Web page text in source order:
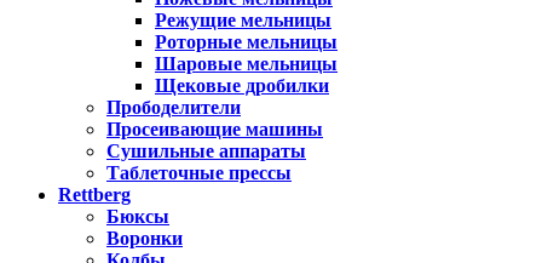
Режущие мельницы
Роторные мельницы
Шаровые мельницы
Щековые дробилки
Прободелители
Просеивающие машины
Сушильные аппараты
Таблеточные прессы
Rettberg
Бюксы
Воронки